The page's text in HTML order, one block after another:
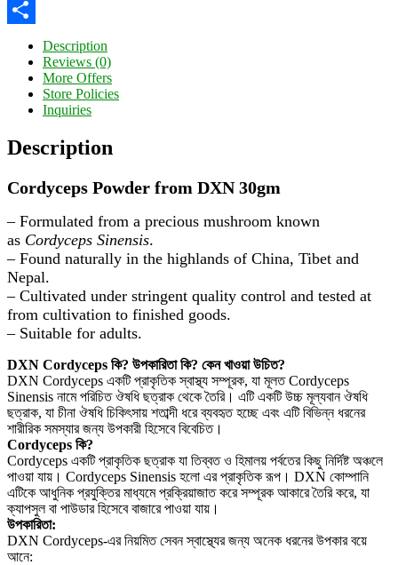
Twitter
Description
Reviews (0)
More Offers
Store Policies
Inquiries
Description
Cordyceps Powder from DXN 30gm
– Formulated from a precious mushroom known
as Cordyceps Sinensis.
– Found naturally in the highlands of China, Tibet and
Nepal.
– Cultivated under stringent quality control and tested at
from cultivation to finished goods.
– Suitable for adults.
DXN Cordyceps কি? উপকারিতা কি? কেন খাওয়া উচিত?
DXN Cordyceps একটি প্রাকৃতিক স্বাস্থ্য সম্পূরক, যা মূলত Cordyceps
Sinensis নামে পরিচিত ঔষধি ছত্রাক থেকে তৈরি। এটি একটি উচ্চ মূল্যবান ঔষধি
ছত্রাক, যা চীনা ঔষধি চিকিৎসায় শতাব্দী ধরে ব্যবহৃত হচ্ছে এবং এটি বিভিন্ন ধরনের
শারীরিক সমস্যার জন্য উপকারী হিসেবে বিবেচিত।
Cordyceps কি?
Cordyceps একটি প্রাকৃতিক ছত্রাক যা তিব্বত ও হিমালয় পর্বতের কিছু নির্দিষ্ট অঞ্চলে
পাওয়া যায়। Cordyceps Sinensis হলো এর প্রাকৃতিক রূপ। DXN কোম্পানি
এটিকে আধুনিক প্রযুক্তির মাধ্যমে প্রক্রিয়াজাত করে সম্পূরক আকারে তৈরি করে, যা
ক্যাপসুল বা পাউডার হিসেবে বাজারে পাওয়া যায়।
উপকারিতা:
DXN Cordyceps-এর নিয়মিত সেবন স্বাস্থ্যের জন্য অনেক ধরনের উপকার বয়ে
আনে: